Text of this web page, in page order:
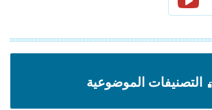
التصنيفات الموضوعية